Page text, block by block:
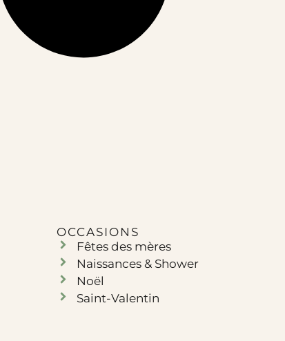
OCCASIONS
Fêtes des mères
Naissances & Shower
Noël
Saint-Valentin